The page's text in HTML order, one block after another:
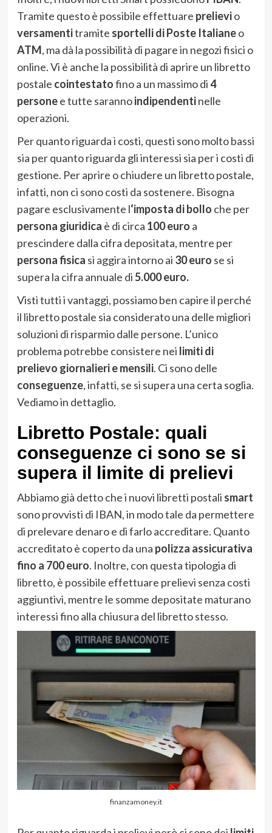
Tramite questo è possibile effettuare prelievio
versamentitramite sportelli di Poste Italianeo
ATM, ma dà la possibilità di pagare in negozi fisici o
online. Vi è anche la possibilità di aprire un libretto
postale cointestatofino a un massimo di4
personee tutte sarannoindipendentinelle
operazioni.
Per quanto riguarda i costi, questi sono molto bassi
sia per quanto riguarda gli interessi sia per i costi di
gestione. Per aprire o chiudere un libretto postale,
infatti, non ci sono costi da sostenere. Bisogna
pagare esclusivamente l‘imposta di bollo che per
persona giuridica è di circa 100 euro a
prescindere dalla cifra depositata, mentre per
persona fisica si aggira intorno ai 30 euro se si
supera la cifra annuale di5.000 euro.
Visti tutti i vantaggi, possiamo ben capire il perché
il libretto postale sia considerato una delle migliori
soluzioni di risparmio dalle persone. L’unico
problema potrebbe consistere nei limiti di
prelievo giornalieri e mensili. Ci sono delle
conseguenze, infatti, se si supera una certa soglia.
Vediamo in dettaglio.
Libretto Postale: quali
conseguenze ci sono se si
supera il limite di prelievi
Abbiamo già detto che i nuovi libretti postali smart
sono provvisti di IBAN, in modo tale da permettere
di prelevare denaro e di farlo accreditare. Quanto
accreditato è coperto da una polizza assicurativa
fino a 700 euro. Inoltre, con questa tipologia di
libretto, è possibile effettuare prelievi senza costi
aggiuntivi, mentre le somme depositate maturano
interessi fino alla chiusura del libretto stesso.
finanzamoney.it